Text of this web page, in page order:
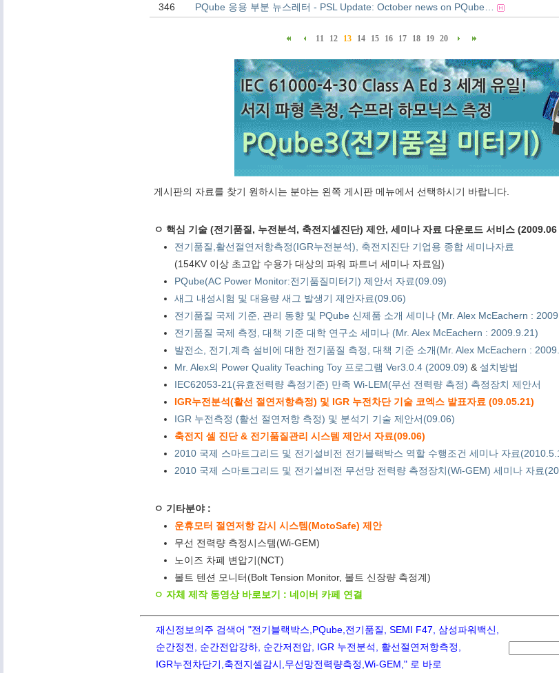
346
PQube 응용 부분 뉴스레터 - PSL Update: October news on PQube…
11 12 13 14 15 16 17 18 19 20
게시판의 자료를 찾기 원하시는 분야는 왼쪽 게시판 메뉴에서 선택하시기 바랍니다.
ㅇ 핵심 기술 (전기품질, 누전분석, 축전지셀진단) 제안, 세미나 자료 다운로드 서비스 (2009.06
전기품질,활선절연저항측정(IGR누전분석), 축전지진단 기업용 종합 세미나자료
(154KV 이상 초고압 수용가 대상의 파워 파트너 세미나 자료임)
PQube(AC Power Monitor:전기품질미터기) 제안서 자료(09.09)
새그 내성시험 및 대용량 새그 발생기 제안자료(09.06)
전기품질 국제 기준, 관리 동향 및 PQube 신제품 소개 세미나 (Mr. Alex McEachern :
전기품질 국제 측정, 대책 기준 대학 연구소 세미나 (Mr. Alex McEachern : 2009.9.21)
발전소, 전기,계측 설비에 대한 전기품질 측정, 대책 기준 소개(Mr. Alex McEachern :
Mr. Alex의 Power Quality Teaching Toy 프로그램 Ver3.0.4 (2009.09) & 설치방법
IEC62053-21(유효전력량 측정기준) 만족 Wi-LEM(무선 전력량 측정) 측정장치 제안서
IGR누전분석(활선 절연저항측정) 및 IGR 누전차단 기술 코엑스 발표자료 (09.05.21)
IGR 누전측정 (활선 절연저항 측정) 및 분석기 기술 제안서(09.06)
축전지 셀 진단 & 전기품질관리 시스템 제안서 자료(09.06)
2010 국제 스마트그리드 및 전기설비전 전기블랙박스 역할 수행조건 세미나 자료
2010 국제 스마트그리드 및 전기설비전 무선망 전력량 측정장치(Wi-GEM) 세미나 자료
ㅇ 기타분야 :
운휴모터 절연저항 감시 시스템(MotoSafe) 제안
무선 전력량 측정시스템(Wi-GEM)
노이즈 차폐 변압기(NCT)
볼트 텐션 모니터(Bolt Tension Monitor, 볼트 신장량 측정계)
ㅇ 자체 제작 동영상 바로보기 : 네이버 카페 연결
재신정보의주 검색어 "전기블랙박스,PQube,전기품질, SEMI F47, 삼성파워백신,
순간정전, 순간전압강하, 순간저전압, IGR 누전분석, 활선절연저항측정,
IGR누전차단기,축전지셀감시,무선망전력량측정,Wi-GEM," 로 바로